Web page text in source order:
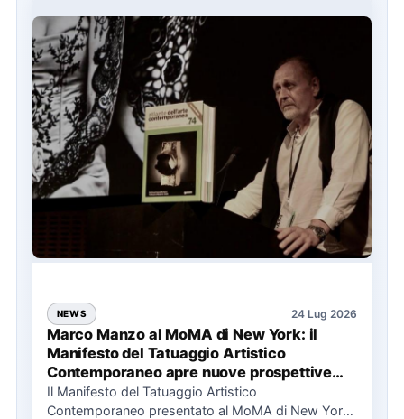
NEWS 24 Lug 2026
Marco Manzo al MoMA di New York: il
Manifesto del Tatuaggio Artistico
Contemporaneo apre nuove prospettive
per il collezionismo
Il Manifesto del Tatuaggio Artistico
Contemporaneo presentato al MoMA di New York